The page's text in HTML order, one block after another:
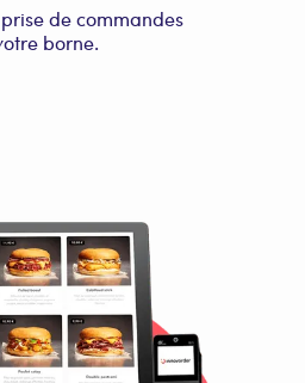
de commandes
borne.